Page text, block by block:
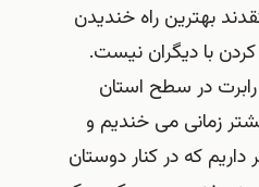
بهترین راه خندیدن
با دیگران نیست.
در سطح استان
زمانی می خندیم و
که در کنار دوستان